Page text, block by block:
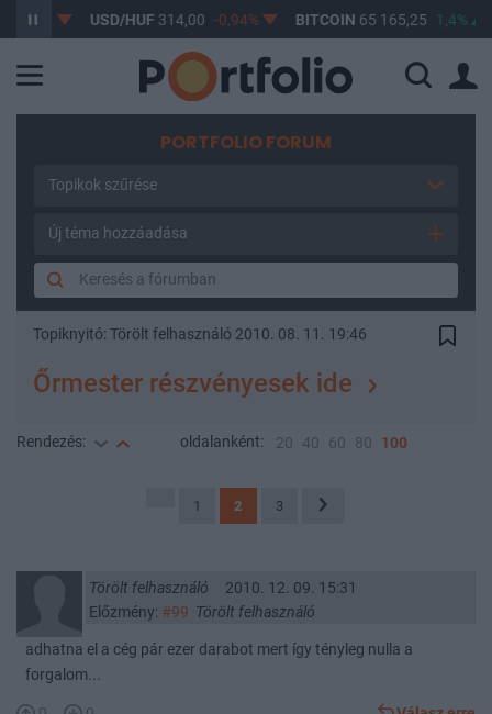
USD/HUF314,00 -0,94% BITCOIN65 165,25 1,4%
PORTFOLIO FORUM
Topikok szűrése
Új téma hozzáadása
Topiknyitó: Törölt felhasználó 2010. 08. 11. 19:46
Őrmester részvényesek ide
Rendezés: oldalanként: 20 40 60 80 100
1 2 3
Törölt felhasználó
2010. 12. 09. 15:31
Előzmény: #99 Törölt felhasználó
adhatna el a cég pár ezer darabot mert így tényleg nulla a
forgalom...